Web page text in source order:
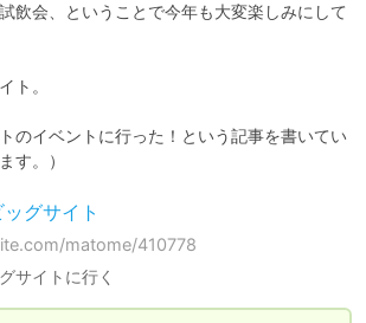
飲会、ということで今年も大変楽しみにして
ト。
のイベントに行った！という記事を書いてい
す。）
グサイト
matome/410778
サイトに行く